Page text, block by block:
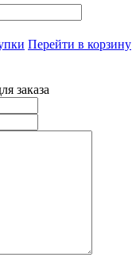
Перейти в корзину
заказа